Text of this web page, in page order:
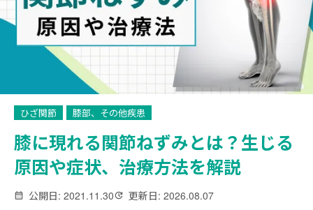
ひざ関節 膝部、その他疾患
膝に現れる関節ねずみとは？生じる
原因や症状、治療方法を解説
公開日: 2021.11.30 更新日: 2026.08.07